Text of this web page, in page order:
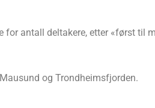
for antall deltakere, etter «først til
og Trondheimsfjorden.